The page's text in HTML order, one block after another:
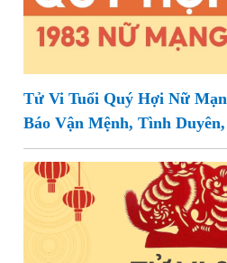
Tử Vi Tuổi Quý Hợi Nữ
Báo Vận Mệnh, Tình